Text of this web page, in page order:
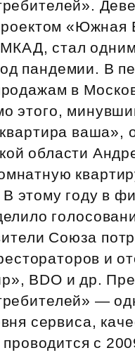
стал
пандемии. В
в
этого,
ваша»,
области
этому году в
Союза
и
BDO и др.
—
сервиса,
с